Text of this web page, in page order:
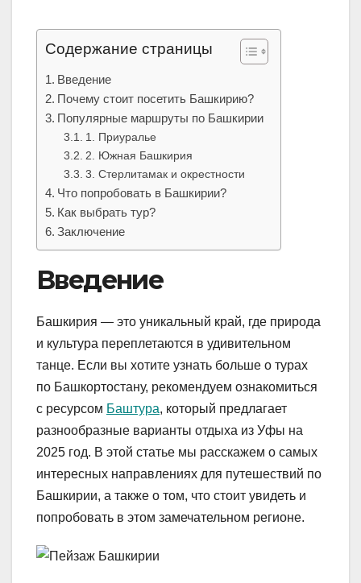
Содержание страницы
Введение
Почему стоит посетить Башкирию?
Популярные маршруты по Башкирии
1. Приуралье
2. Южная Башкирия
3. Стерлитамак и окрестности
Что попробовать в Башкирии?
Как выбрать тур?
Заключение
Введение
Башкирия — это уникальный край, где природа
и культура переплетаются в удивительном
танце. Если вы хотите узнать больше о турах
по Башкортостану, рекомендуем ознакомиться
с ресурсом Баштура, который предлагает
разнообразные варианты отдыха из Уфы на
2025 год. В этой статье мы расскажем о самых
интересных направлениях для путешествий по
Башкирии, а также о том, что стоит увидеть и
попробовать в этом замечательном регионе.